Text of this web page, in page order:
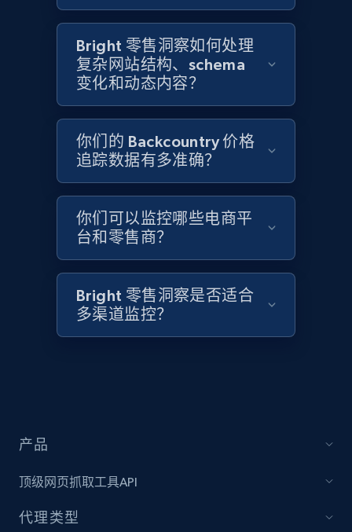
Amazon products global dataset - Collects
Title, Seller name, Brand, Description, Initial
price, Currency, Availability, Reviews count, and
2.1K+ 375+ 立即开始
Amazon products global dataset - Collect
Amazon products by seller URL
Title, Seller name, Brand, Description, Initial
Amazon products global dataset - Collect
products from Brands URLs
Bright 零售洞察如何处理
复杂网站结构、schema
变化和动态内容？
你们的 Backcountry 价格
追踪数据有多准确？
你们可以监控哪些电商平
台和零售商？
Bright 零售洞察是否适合
多渠道监控？
产品
顶级网页抓取工具API
代理类型